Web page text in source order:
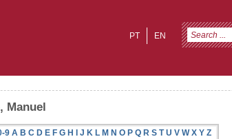
EN
PT
Manuel
9 A B C D E F G H I J K L M N O P Q R S T U V W X Y Z